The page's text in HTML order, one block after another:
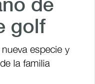
de
golf
especie y
la familia